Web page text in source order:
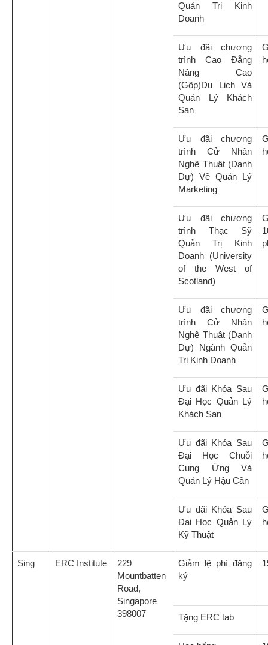
Quản Trị Kinh
Doanh
Ưu đãi chương
trình Cao Đẳng
Nâng Cao
(Gộp)Du Lịch Và
Quản Lý Khách
Sạn
Ưu đãi chương
trình Cử Nhân
Nghệ Thuật (Danh
Dự) Về Quản Lý
Marketing
Ưu đãi chương
trình Thạc Sỹ
Quản Trị Kinh
Doanh (University
of the West of
Scotland)
Ưu đãi chương
trình Cử Nhân
Nghệ Thuật (Danh
Dự) Ngành Quản
Trị Kinh Doanh
Ưu đãi Khóa Sau
Đại Học Quản Lý
Khách Sạn
Ưu đãi Khóa Sau
Đại Học Chuỗi
Cung Ứng Và
Quản Lý Hậu Cần
Ưu đãi Khóa Sau
Đại Học Quản Lý
Kỹ Thuật
Sing ERC Institute
229
Mountbatten
Road,
Singapore
398007
Giảm lệ phí đăng
ký
Tặng ERC tab